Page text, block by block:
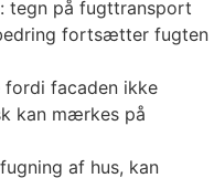
: tegn på fugttransport
fortsætter fugten
fordi facaden ikke
kan mærkes på
af hus, kan